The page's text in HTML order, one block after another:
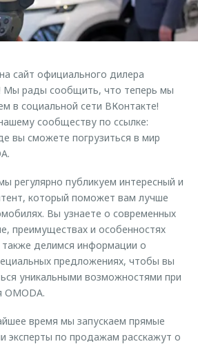
сайт официального дилера
рады сообщить, что теперь мы
в социальной сети ВКонтакте!
сообществу по ссылке:
вы сможете погрузиться в мир
регулярно публикуем интересный и
который поможет вам лучше
Вы узнаете о современных
преимуществах и особенностях
делимся информации о
предложениях, чтобы вы
уникальными возможностями при
OMODA.
время мы запускаем прямые
эксперты по продажам расскажут о